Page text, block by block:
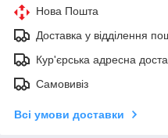
Нова Пошта
Доставка у відділення
Кур'єрська адресна
Самовивіз
Всі умови доставки